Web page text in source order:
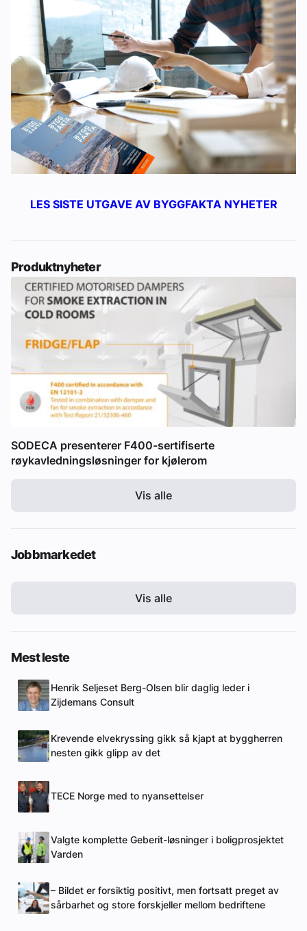
LES SISTE UTGAVE AV BYGGFAKTA NYHETER
Produktnyheter
SODECA presenterer F400-sertifiserte
røykavledningsløsninger for kjølerom
Vis alle
Jobbmarkedet
Vis alle
Mest leste
Henrik Seljeset Berg-Olsen blir daglig leder i
Zijdemans Consult
Krevende elvekryssing gikk så kjapt at byggherren
nesten gikk glipp av det
TECE Norge med to nyansettelser
Valgte komplette Geberit-løsninger i boligprosjektet
Varden
– Bildet er forsiktig positivt, men fortsatt preget av
sårbarhet og store forskjeller mellom bedriftene